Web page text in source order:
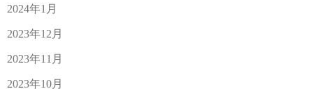
2024年1月
2023年12月
2023年11月
2023年10月